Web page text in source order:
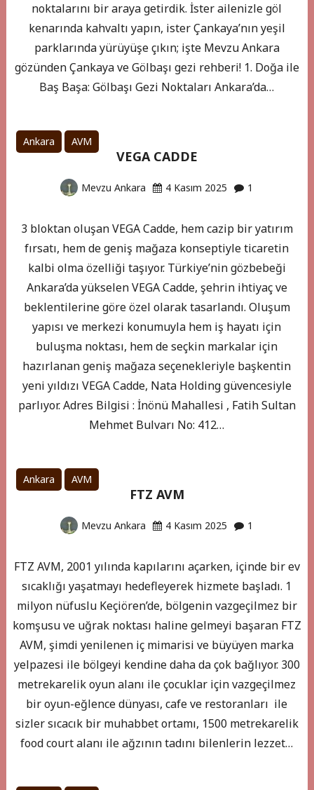
noktalarını bir araya getirdik. İster ailenizle göl
kenarında kahvaltı yapın, ister Çankaya’nın yeşil
parklarında yürüyüşe çıkın; işte Mevzu Ankara
gözünden Çankaya ve Gölbaşı gezi rehberi! 1. Doğa ile
Baş Başa: Gölbaşı Gezi Noktaları Ankara’da…
Ankara AVM
VEGA CADDE
Mevzu Ankara 4 Kasım 2025 1
3 bloktan oluşan VEGA Cadde, hem cazip bir yatırım
fırsatı, hem de geniş mağaza konseptiyle ticaretin
kalbi olma özelliği taşıyor. Türkiye’nin gözbebeği
Ankara’da yükselen VEGA Cadde, şehrin ihtiyaç ve
beklentilerine göre özel olarak tasarlandı. Oluşum
yapısı ve merkezi konumuyla hem iş hayatı için
buluşma noktası, hem de seçkin markalar için
hazırlanan geniş mağaza seçenekleriyle başkentin
yeni yıldızı VEGA Cadde, Nata Holding güvencesiyle
parlıyor. Adres Bilgisi : İnönü Mahallesi , Fatih Sultan
Mehmet Bulvarı No: 412…
Ankara AVM
FTZ AVM
Mevzu Ankara 4 Kasım 2025 1
FTZ AVM, 2001 yılında kapılarını açarken, içinde bir ev
sıcaklığı yaşatmayı hedefleyerek hizmete başladı. 1
milyon nüfuslu Keçiören’de, bölgenin vazgeçilmez bir
komşusu ve uğrak noktası haline gelmeyi başaran FTZ
AVM, şimdi yenilenen iç mimarisi ve büyüyen marka
yelpazesi ile bölgeyi kendine daha da çok bağlıyor. 300
metrekarelik oyun alanı ile çocuklar için vazgeçilmez
bir oyun-eğlence dünyası, cafe ve restoranları ile
sizler sıcacık bir muhabbet ortamı, 1500 metrekarelik
food court alanı ile ağzının tadını bilenlerin lezzet…